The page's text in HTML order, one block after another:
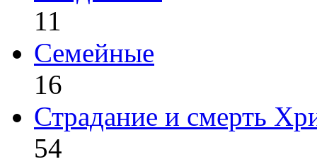
11
Семейные
16
Страдание и смерть
54